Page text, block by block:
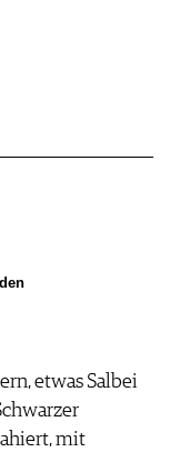
etwas Salbei
mit